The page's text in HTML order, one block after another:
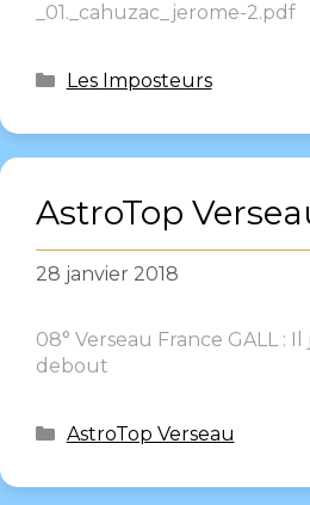
_01._cahuzac_jerome-2.pdf
Les Imposteurs
AstroTop
28 janvier 2018
08° Verseau France GALL :
debout
AstroTop Verseau